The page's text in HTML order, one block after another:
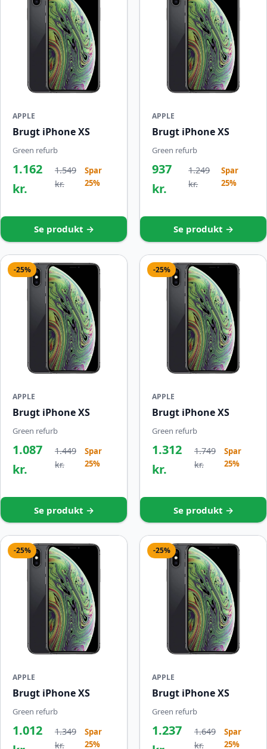
APPLE
Brugt iPhone XS
Green refurb
1.162
kr.
1.549
kr.
Spar
25%
Se produkt →
APPLE
Brugt iPhone XS
Green refurb
937
kr.
1.249
kr.
Spar
25%
Se produkt →
-25%
APPLE
Brugt iPhone XS
Green refurb
1.087
kr.
1.449
kr.
Spar
25%
Se produkt →
-25%
APPLE
Brugt iPhone XS
Green refurb
1.312
kr.
1.749
kr.
Spar
25%
Se produkt →
-25%
APPLE
Brugt iPhone XS
Green refurb
1.012
1.349
kr.
Spar
25%
-25%
APPLE
Brugt iPhone XS
Green refurb
1.237
1.649
kr.
Spar
25%